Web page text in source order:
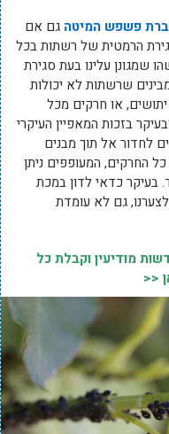
פשפש המיטה גם אם
הרמטית של רשתות בכל
שמגונן עלינו בעת סגירת
שרשתות לא יכולות
או חרקים מכל
בזכות המאפיין העיקרי
לחדור אל תוך מבנים
החרקים, המעופפים ניתן
בעיקר כדאי לדון במכת
גם לא עומדת
מודיעין וקבלת כל
<<